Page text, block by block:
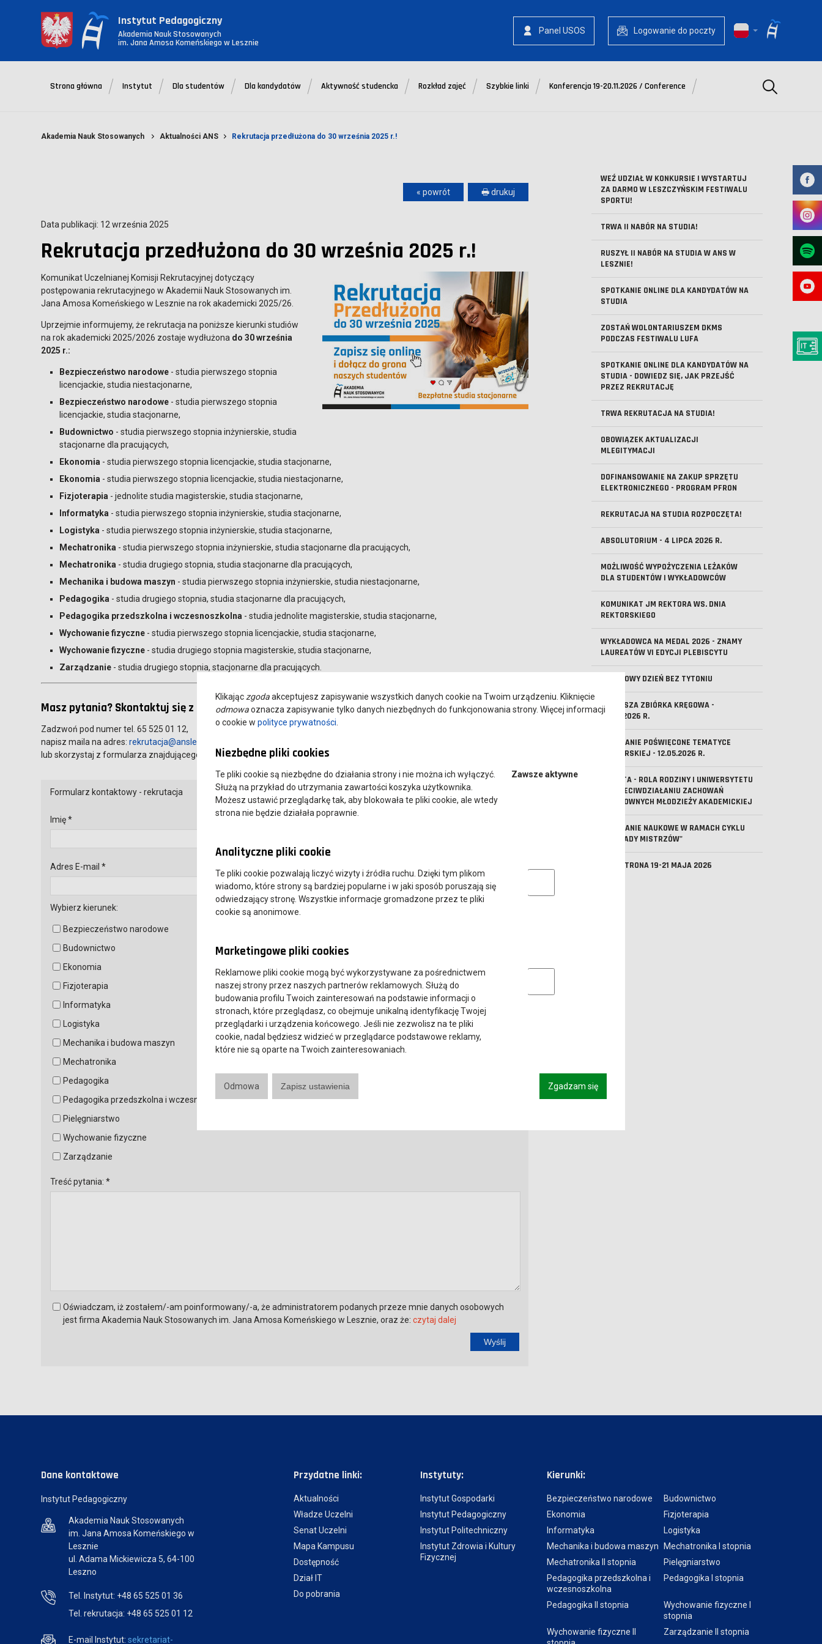
Instytut Pedagogiczny
Akademia Nauk Stosowanych
im. Jana Amosa Komeńskiego w Lesznie
Panel USOS Logowanie do poczty
Strona główna Instytut Dla studentów Dla kandydatów Aktywność studencka Rozkład zajęć Szybkie linki Konferencja 19-20.11.2026 / Conference Szukaj
Akademia Nauk Stosowanych Aktualności ANS Rekrutacja przedłużona do 30 września 2025 r.!
WEŹ UDZIAŁ W KONKURSIE I WYSTARTUJ
ZA DARMO W LESZCZYŃSKIM FESTIWALU
SPORTU!
TRWA II NABÓR NA STUDIA!
RUSZYŁ II NABÓR NA STUDIA W ANS W
LESZNIE!
SPOTKANIE ONLINE DLA KANDYDATÓW NA
STUDIA
ZOSTAŃ WOLONTARIUSZEM DKMS
PODCZAS FESTIWALU LUFA
SPOTKANIE ONLINE DLA KANDYDATÓW NA
STUDIA - DOWIEDZ SIĘ, JAK PRZEJŚĆ
PRZEZ REKRUTACJĘ
TRWA REKRUTACJA NA STUDIA!
OBOWIĄZEK AKTUALIZACJI
MLEGITYMACJI
DOFINANSOWANIE NA ZAKUP SPRZĘTU
ELEKTRONICZNEGO - PROGRAM PFRON
REKRUTACJA NA STUDIA ROZPOCZĘTA!
ABSOLUTORIUM - 4 LIPCA 2026 R.
MOŻLIWOŚĆ WYPOŻYCZENIA LEŻAKÓW
DLA STUDENTÓW I WYKŁADOWCÓW
KOMUNIKAT JM REKTORA WS. DNIA
REKTORSKIEGO
WYKŁADOWCA NA MEDAL 2026 - ZNAMY
LAUREATÓW VI EDYCJI PLEBISCYTU
ŚWIATOWY DZIEŃ BEZ TYTONIU
PIERWSZA ZBIÓRKA KRĘGOWA -
29.05.2026 R.
SPOTKANIE POŚWIĘCONE TEMATYCE
HARCERSKIEJ - 12.05.2026 R.
ANKIETA - ROLA RODZINY I UNIWERSYTETU
W PRZECIWDZIAŁANIU ZACHOWAŃ
RYZYKOWNYCH MŁODZIEŻY AKADEMICKIEJ
SPOTKANIE NAUKOWE W RAMACH CYKLU
"WYKŁADY MISTRZÓW"
DNI PATRONA 19-21 MAJA 2026
« powrót 🖶 drukuj
Data publikacji: 12 września 2025
Rekrutacja przedłużona do 30 września 2025 r.!
Komunikat Uczelnianej Komisji Rekrutacyjnej dotyczący
postępowania rekrutacyjnego w Akademii Nauk Stosowanych im.
Jana Amosa Komeńskiego w Lesznie na rok akademicki 2025/26.
Uprzejmie informujemy, że rekrutacja na poniższe kierunki studiów
na rok akademicki 2025/2026 zostaje wydłużona do 30 września
2025 r.:
Bezpieczeństwo narodowe - studia pierwszego stopnia
licencjackie, studia niestacjonarne,
Bezpieczeństwo narodowe - studia pierwszego stopnia
licencjackie, studia stacjonarne,
Budownictwo - studia pierwszego stopnia inżynierskie, studia
stacjonarne dla pracujących,
Ekonomia - studia pierwszego stopnia licencjackie, studia stacjonarne,
Ekonomia - studia pierwszego stopnia licencjackie, studia niestacjonarne,
Fizjoterapia - jednolite studia magisterskie, studia stacjonarne,
Informatyka - studia pierwszego stopnia inżynierskie, studia stacjonarne,
Logistyka - studia pierwszego stopnia inżynierskie, studia stacjonarne,
Mechatronika - studia pierwszego stopnia inżynierskie, studia stacjonarne dla pracujących,
Mechatronika - studia drugiego stopnia, studia stacjonarne dla pracujących,
Mechanika i budowa maszyn - studia pierwszego stopnia inżynierskie, studia niestacjonarne,
Pedagogika - studia drugiego stopnia, studia stacjonarne dla pracujących,
Pedagogika przedszkolna i wczesnoszkolna - studia jednolite magisterskie, studia stacjonarne,
Wychowanie fizyczne - studia pierwszego stopnia licencjackie, studia stacjonarne,
Wychowanie fizyczne - studia drugiego stopnia magisterskie, studia stacjonarne,
Zarządzanie - studia drugiego stopnia, stacjonarne dla pracujących.
Masz pytania? Skontaktuj się z Nami!
Zadzwoń pod numer tel. 65 525 01 12,
napisz maila na adres:rekrutacja@ansleszno.pl
lub skorzystaj z formularza znajdującego się poniżej.
Formularz kontaktowy - rekrutacja
Imię *
Adres E-mail *
Wybierz kierunek:
Bezpieczeństwo narodowe
Budownictwo
Ekonomia
Fizjoterapia
Informatyka
Logistyka
Mechanika i budowa maszyn
Mechatronika
Pedagogika
Pedagogika przedszkolna i wczesnoszkolna
Pielęgniarstwo
Wychowanie fizyczne
Zarządzanie
Treść pytania: *
Oświadczam, iż zostałem/-am poinformowany/-a, że administratorem podanych przeze mnie danych osobowych
jest firma Akademia Nauk Stosowanych im. Jana Amosa Komeńskiego w Lesznie, oraz że:czytaj dalej
Wyślij
Dane kontaktowe
Instytut Pedagogiczny
Akademia Nauk Stosowanych
im. Jana Amosa Komeńskiego w
Lesznie
ul. Adama Mickiewicza 5, 64-100
Leszno
Tel. Instytut: +48 65 525 01 36
Tel. rekrutacja: +48 65 525 01 12
E-mail Instytut:sekretariat-
Przydatne linki:
Aktualności
Władze Uczelni
Senat Uczelni
Mapa Kampusu
Dostępność
Dział IT
Do pobrania
Instytuty:
Instytut Gospodarki
Instytut Pedagogiczny
Instytut Politechniczny
Instytut Zdrowia i Kultury
Fizycznej
Kierunki:
Bezpieczeństwo narodowe
Budownictwo
Ekonomia
Fizjoterapia
Informatyka
Logistyka
Mechanika i budowa maszyn
Mechatronika I stopnia
Mechatronika II stopnia
Pielęgniarstwo
Pedagogika przedszkolna i
wczesnoszkolna
Pedagogika I stopnia
Pedagogika II stopnia
Wychowanie fizyczne I
stopnia
Wychowanie fizyczne II
Zarządzanie II stopnia
Klikając zgodaakceptujesz zapisywanie wszystkich danych cookie na Twoim urządzeniu. Kliknięcie
odmowaoznacza zapisywanie tylko danych niezbędnych do funkcjonowania strony. Więcej informacji
o cookie w polityce prywatności
Niezbędne pliki cookies
Te pliki cookie są niezbędne do działania strony i nie można ich wyłączyć.
Służą na przykład do utrzymania zawartości koszyka użytkownika.
Możesz ustawić przeglądarkę tak, aby blokowała te pliki cookie, ale wtedy
strona nie będzie działała poprawnie.
Zawsze aktywne
Analityczne pliki cookie
Te pliki cookie pozwalają liczyć wizyty i źródła ruchu. Dzięki tym plikom
wiadomo, które strony są bardziej popularne i w jaki sposób poruszają się
odwiedzający stronę. Wszystkie informacje gromadzone przez te pliki
cookie są anonimowe.
Analityczne pliki cookie
Marketingowe pliki cookies
Reklamowe pliki cookie mogą być wykorzystywane za pośrednictwem
naszej strony przez naszych partnerów reklamowych. Służą do
budowania profilu Twoich zainteresowań na podstawie informacji o
stronach, które przeglądasz, co obejmuje unikalną identyfikację Twojej
przeglądarki i urządzenia końcowego. Jeśli nie zezwolisz na te pliki
cookie, nadal będziesz widzieć w przeglądarce podstawowe reklamy,
które nie są oparte na Twoich zainteresowaniach.
Marketingowe pliki cookies
Odmowa Zapisz ustawienia Zgadzam się